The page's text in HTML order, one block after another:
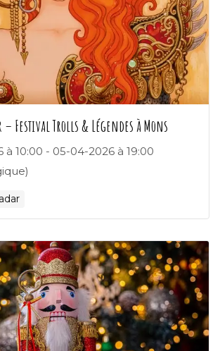
– Festival Trolls & Légendes à Mons
à 10:00 - 05-04-2026 à 19:00